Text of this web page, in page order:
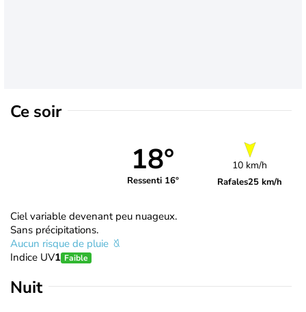
Ce soir
18°
Ressenti 16°
10 km/h
Rafales25 km/h
Ciel variable devenant peu nuageux.
Sans précipitations.
Aucun risque de pluie
Indice UV1 Faible
Nuit